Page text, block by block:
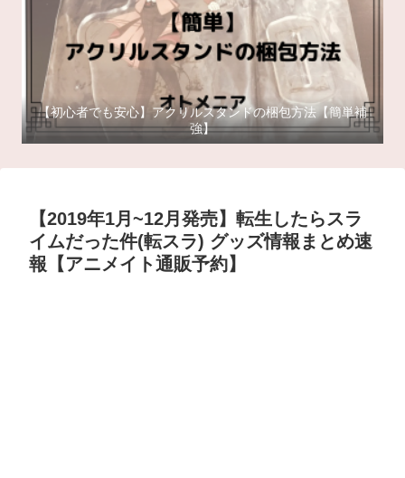
【初心者でも安心】アクリルスタンドの梱包方法【簡単補
強】
【2019年1月~12月発売】転生したらスラ
イムだった件(転スラ) グッズ情報まとめ速
報【アニメイト通販予約】